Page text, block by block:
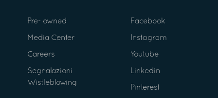
Pre- owned
Media Center
Careers
Segnalazioni
Wistleblowing
Facebook
Instagram
Youtube
Linkedin
Pinterest